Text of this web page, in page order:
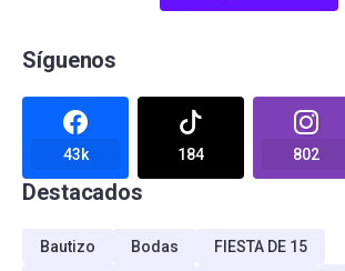
Síguenos
43k 184 802
Destacados
Bautizo Bodas
FIESTA DE 15